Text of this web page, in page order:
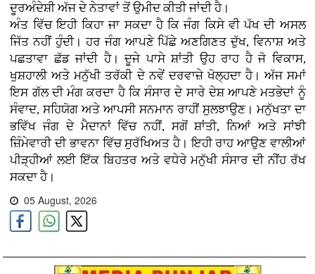
ਦੂਰਅੰਦੇਸ਼ੀ ਅੱਜ ਦੇ ਨੇਤਾਵਾਂ ਤੋਂ ਉਮੀਦ ਕੀਤੀ ਜਾਂਦੀ ਹੈ।
ਅੰਤ ਵਿੱਚ ਇਹੀ ਕਿਹਾ ਜਾ ਸਕਦਾ ਹੈ ਕਿ ਜੰਗ ਕਿਸੇ ਵੀ ਪੱਖ ਦੀ ਅਸਲ
ਜਿੱਤ ਨਹੀਂ ਹੁੰਦੀ। ਹਰ ਜੰਗ ਆਪਣੇ ਪਿੱਛੇ ਅਣਗਿਣਤ ਦੁੱਖ, ਵਿਨਾਸ਼ ਅਤੇ
ਪਛਤਾਵਾ ਛੱਡ ਜਾਂਦੀ ਹੈ। ਦੂਜੇ ਪਾਸੇ ਸ਼ਾਂਤੀ ਉਹ ਰਾਹ ਹੈ ਜੋ ਵਿਕਾਸ,
ਖੁਸ਼ਹਾਲੀ ਅਤੇ ਮਨੁੱਖੀ ਤਰੱਕੀ ਦੇ ਨਵੇਂ ਦਰਵਾਜ਼ੇ ਖੋਲ੍ਹਦਾ ਹੈ। ਅੱਜ ਸਮਾਂ
ਇਸ ਗੱਲ ਦੀ ਮੰਗ ਕਰਦਾ ਹੈ ਕਿ ਸੰਸਾਰ ਦੇ ਸਾਰੇ ਦੇਸ਼ ਆਪਣੇ ਮਤਭੇਦਾਂ ਨੂੰ
ਸੰਵਾਦ, ਸਹਿਯੋਗ ਅਤੇ ਆਪਸੀ ਸਨਮਾਨ ਰਾਹੀਂ ਸੁਲਝਾਉਣ। ਮਨੁੱਖਤਾ ਦਾ
ਭਵਿੱਖ ਜੰਗ ਦੇ ਮੈਦਾਨਾਂ ਵਿੱਚ ਨਹੀਂ, ਸਗੋਂ ਸ਼ਾਂਤੀ, ਨਿਆਂ ਅਤੇ ਸਾਂਝੀ
ਜ਼ਿੰਮੇਵਾਰੀ ਦੀ ਭਾਵਨਾ ਵਿੱਚ ਸੁਰੱਖਿਅਤ ਹੈ। ਇਹੀ ਰਾਹ ਆਉਣ ਵਾਲੀਆਂ
ਪੀੜ੍ਹੀਆਂ ਲਈ ਇੱਕ ਬਿਹਤਰ ਅਤੇ ਵਧੇਰੇ ਮਨੁੱਖੀ ਸੰਸਾਰ ਦੀ ਨੀਂਹ ਰੱਖ
ਸਕਦਾ ਹੈ।
05 August, 2026